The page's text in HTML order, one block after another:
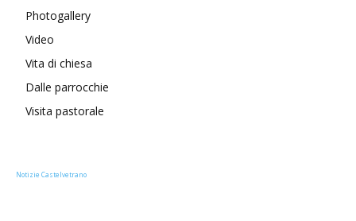
Photogallery
Video
Vita di chiesa
Dalle parrocchie
Visita pastorale
Notizie Castelvetrano